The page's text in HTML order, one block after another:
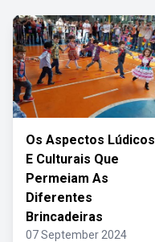
Os Aspectos Lúdicos
E Culturais Que
Permeiam As
Diferentes
Brincadeiras
07 September 2024